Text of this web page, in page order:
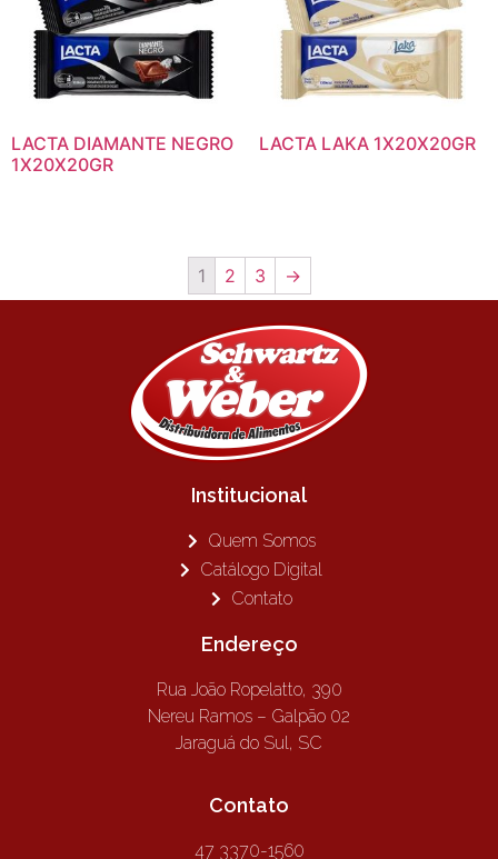
LACTA DIAMANTE NEGRO
1X20X20GR
LACTA LAKA 1X20X20GR
1 2 3 →
Institucional
Quem Somos
Catálogo Digital
Contato
Endereço
Rua João Ropelatto, 390
Nereu Ramos – Galpão 02
Jaraguá do Sul, SC
Contato
47 3370-1560